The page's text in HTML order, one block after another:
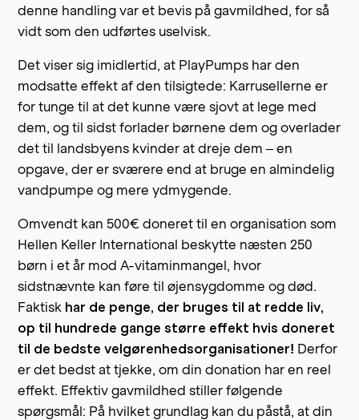
denne handling var et bevis på gavmildhed, for så
vidt som den udførtes uselvisk.
Det viser sig imidlertid, at PlayPumps har den
modsatte effekt af den tilsigtede: Karrusellerne er
for tunge til at det kunne være sjovt at lege med
dem, og til sidst forlader børnene dem og overlader
det til landsbyens kvinder at dreje dem – en
opgave, der er sværere end at bruge en almindelig
vandpumpe og mere ydmygende.
Omvendt kan 500€ doneret til en organisation som
Hellen Keller International beskytte næsten 250
børn i et år mod A-vitaminmangel, hvor
sidstnævnte kan føre til øjensygdomme og død.
Faktisk har de penge, der bruges til at redde liv,
op til hundrede gange større effekt hvis doneret
til de bedste velgørenhedsorganisationer! Derfor
er det bedst at tjekke, om din donation har en reel
effekt. Effektiv gavmildhed stiller følgende
spørgsmål: På hvilket grundlag kan du påstå, at din